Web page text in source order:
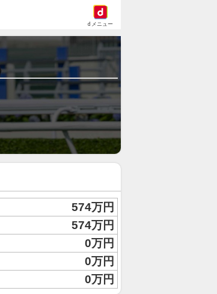
dメニュー
574万円
574万円
0万円
0万円
0万円